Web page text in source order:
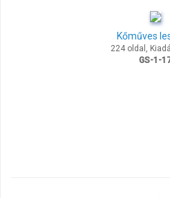
Kőműves
224 oldal,
GS-1-